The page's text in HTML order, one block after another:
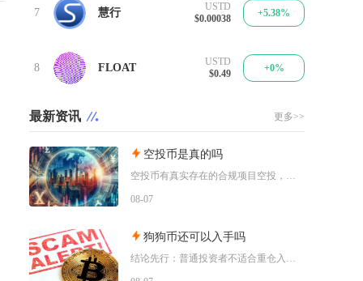
7 慧行
USTD
$0.00038
+5.38%
8 FLOAT
USTD
$0.49
+0%
最新资讯 更多>>
空投币是真的吗
空投币有真实存在的合规项目空投，但市场中九成以上面向普通散户的免费空投、大额福利空投均为虚
08-07
狗狗币还可以入手吗
结论先行：普通投资者不适合重仓入手狗狗币，仅能拿出总资产极小比例做短期情绪博弈，长线持仓性